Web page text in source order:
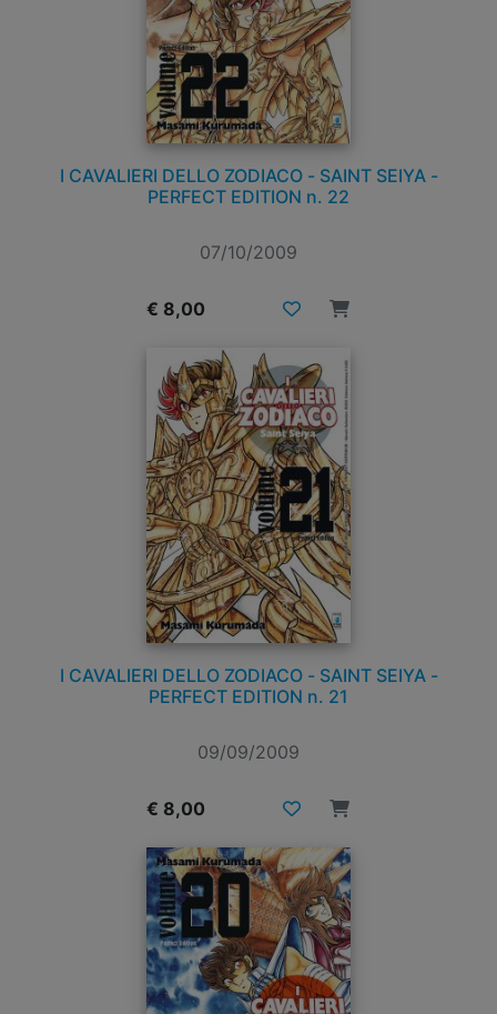
I CAVALIERI DELLO ZODIACO - SAINT SEIYA -
PERFECT EDITION n. 22
07/10/2009
€ 8,00
I CAVALIERI DELLO ZODIACO - SAINT SEIYA -
PERFECT EDITION n. 21
09/09/2009
€ 8,00